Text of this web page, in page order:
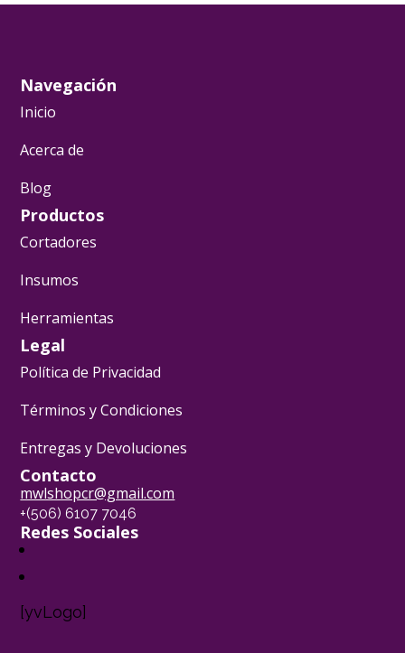
Navegación
Inicio
Acerca de
Blog
Productos
Cortadores
Insumos
Herramientas
Legal
Política de Privacidad
Términos y Condiciones
Entregas y Devoluciones
Contacto
mwlshopcr@gmail.com
+(506) 6107 7046
Redes Sociales
[yvLogo]